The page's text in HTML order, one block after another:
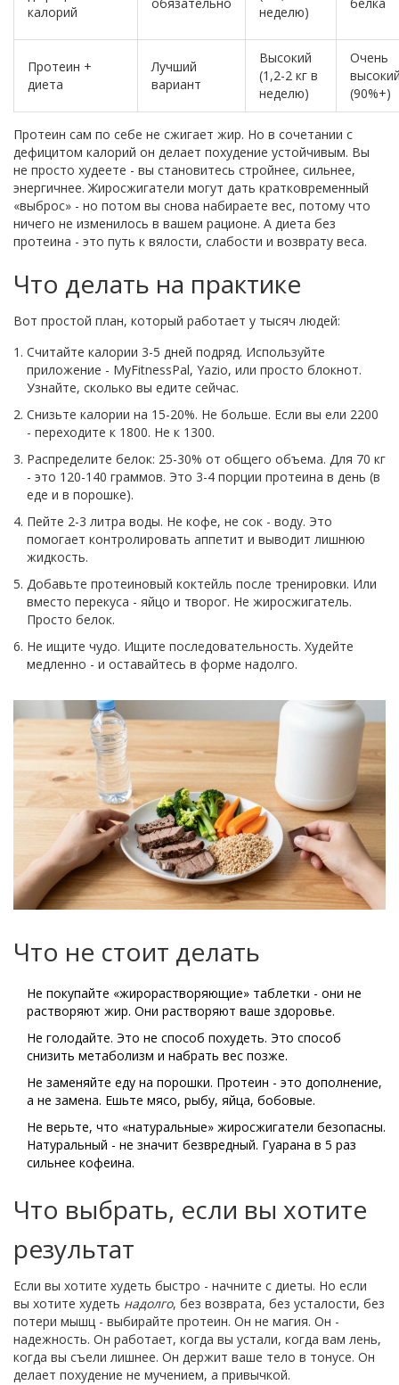
калорий
неделю)
Протеин +
диета
Лучший
вариант
Высокий
(1,2-2 кг в
неделю)
Очень
(90%+)
Протеин сам по себе не сжигает жир. Но в сочетании с
дефицитом калорий он делает похудение устойчивым. Вы
не просто худеете - вы становитесь стройнее, сильнее,
энергичнее. Жиросжигатели могут дать кратковременный
«выброс» - но потом вы снова набираете вес, потому что
ничего не изменилось в вашем рационе. А диета без
протеина - это путь к вялости, слабости и возврату веса.
Что делать на практике
Вот простой план, который работает у тысяч людей:
Считайте калории 3-5 дней подряд. Используйте
приложение - MyFitnessPal, Yazio, или просто блокнот.
Узнайте, сколько вы едите сейчас.
Снизьте калории на 15-20%. Не больше. Если вы ели 2200
- переходите к 1800. Не к 1300.
Распределите белок: 25-30% от общего объема. Для 70 кг
- это 120-140 граммов. Это 3-4 порции протеина в день (в
еде и в порошке).
Пейте 2-3 литра воды. Не кофе, не сок - воду. Это
помогает контролировать аппетит и выводит лишнюю
жидкость.
Добавьте протеиновый коктейль после тренировки. Или
вместо перекуса - яйцо и творог. Не жиросжигатель.
Просто белок.
Не ищите чудо. Ищите последовательность. Худейте
медленно - и оставайтесь в форме надолго.
Что не стоит делать
Не покупайте «жирорастворяющие» таблетки - они не
растворяют жир. Они растворяют ваше здоровье.
Не голодайте. Это не способ похудеть. Это способ
снизить метаболизм и набрать вес позже.
Не заменяйте еду на порошки. Протеин - это дополнение,
а не замена. Ешьте мясо, рыбу, яйца, бобовые.
Не верьте, что «натуральные» жиросжигатели безопасны.
Натуральный - не значит безвредный. Гуарана в 5 раз
сильнее кофеина.
Что выбрать, если вы хотите
результат
Если вы хотите худеть быстро - начните с диеты. Но если
вы хотите худеть надолго, без возврата, без усталости, без
потери мышц - выбирайте протеин. Он не магия. Он -
надежность. Он работает, когда вы устали, когда вам лень,
когда вы съели лишнее. Он держит ваше тело в тонусе. Он
делает похудение не мучением, а привычкой.